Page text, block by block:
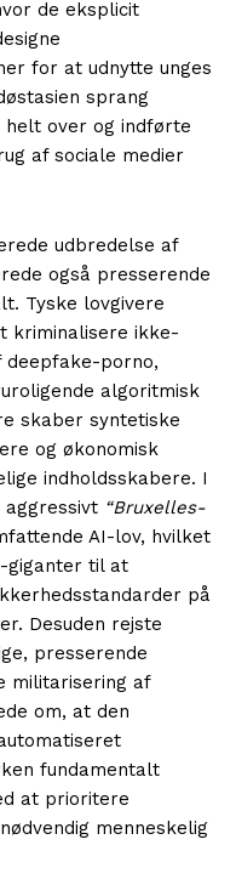
de eksplicit
for at udnytte unges
sprang
helt over og indførte
af sociale medier
udbredelse af
også presserende
Tyske lovgivere
kriminalisere ikke-
deepfake-porno,
algoritmisk
skaber syntetiske
og økonomisk
indholdsskabere. I
“Bruxelles-
AI-lov, hvilket
giganter til at
på
Desuden rejste
presserende
militarisering af
om, at den
fundamentalt
at prioritere
menneskelig